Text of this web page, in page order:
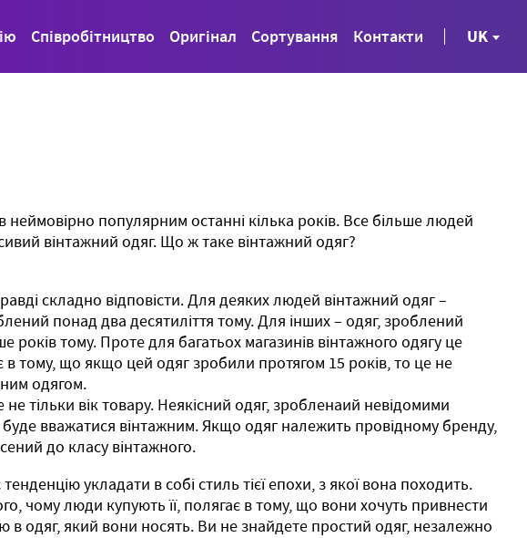
Співробітництво Оригінал Сортування Контакти UK
неймовірно популярним останні кілька років. Все більше людей
вінтажний одяг. Що ж таке вінтажний одяг?
складно відповісти. Для деяких людей вінтажний одяг –
понад два десятиліття тому. Для інших – одяг, зроблений
років тому. Проте для багатьох магазинів вінтажного одягу це
в тому, що якщо цей одяг зробили протягом 15 років, то це не
одягом.
тільки вік товару. Неякісний одяг, зробленаий невідомими
вважатися вінтажним. Якщо одяг належить провідному бренду,
до класу вінтажного.
укладати в собі стиль тієї епохи, з якої вона походить.
чому люди купують її, полягає в тому, що вони хочуть привнести
в одяг, який вони носять. Ви не знайдете простий одяг, незалежно